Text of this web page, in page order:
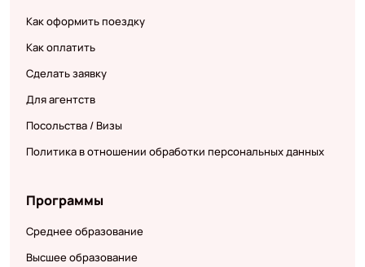
Как оформить поездку
Как оплатить
Сделать заявку
Для агентств
Посольства / Визы
Политика в отношении обработки персональных данных
Программы
Среднее образование
Высшее образование